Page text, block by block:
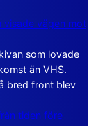
visade vägen mot
som lovade
än VHS.
bred front blev
tiden före